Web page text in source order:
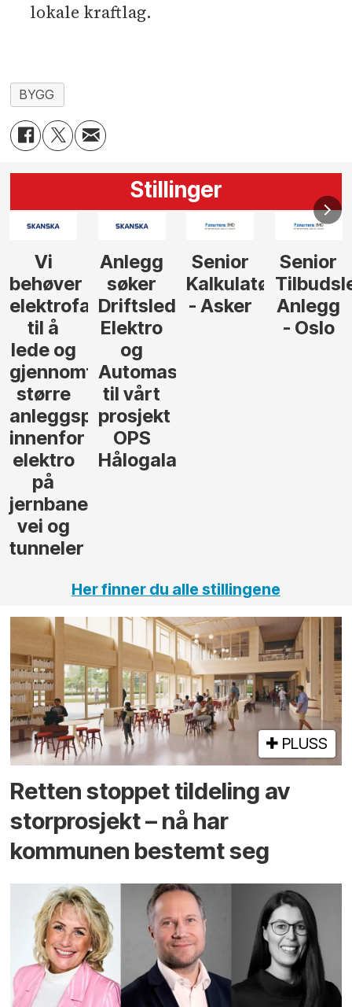
lokale kraftlag.
BYGG
Stillinger
Senior
Kalkulatør
- Asker
Senior
Tilbudsleder
Anlegg
- Oslo
ingeniør
elektro,
Oslo
Her finner du alle stillingene
PLUSS
Retten stoppet tildeling av
storprosjekt – nå har
kommunen bestemt seg